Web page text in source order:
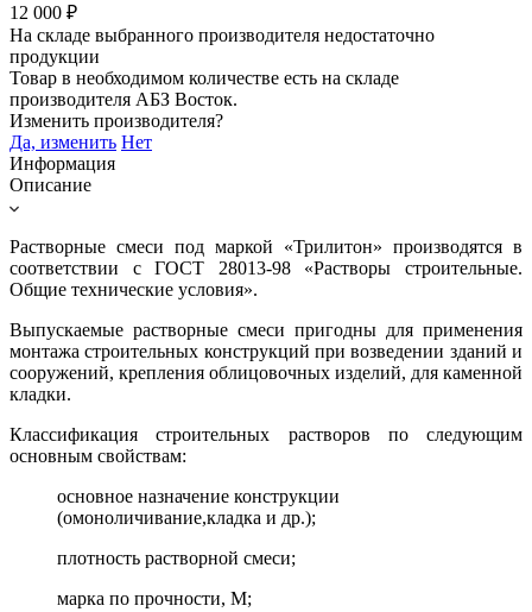
12 000 ₽
На складе выбранного производителя недостаточно
продукции
Товар в необходимом количестве есть на складе
производителя АБЗ Восток.
Изменить производителя?
Да, изменить Нет
Информация
Описание
Растворные смеси под маркой «Трилитон» производятся в
соответствии с ГОСТ 28013-98 «Растворы строительные.
Общие технические условия».
Выпускаемые растворные смеси пригодны для применения
монтажа строительных конструкций при возведении зданий и
сооружений, крепления облицовочных изделий, для каменной
кладки.
Классификация строительных растворов по следующим
основным свойствам:
основное назначение конструкции
(омоноличивание,кладка и др.);
плотность растворной смеси;
марка по прочности, М;